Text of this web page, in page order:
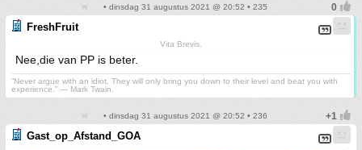
• dinsdag 31 augustus 2021 @ 20:52 • 235
FreshFruit
Vita Brevis.
Nee,die van PP is beter.
“Never argue with an idiot. They will only bring you down to their level and beat you with
experience.” ― Mark Twain.
• dinsdag 31 augustus 2021 @ 20:52 • 236
Gast_op_Afstand_GOA